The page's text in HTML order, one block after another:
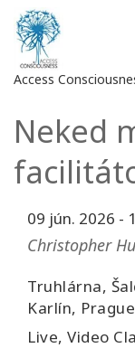
Access
Bejelentkezés
fiókba
Rólunk
Bars
Régiók
Neked
09 jún. 2026 -
Christopher
Truhlárna,
Karlín,
Live, Video